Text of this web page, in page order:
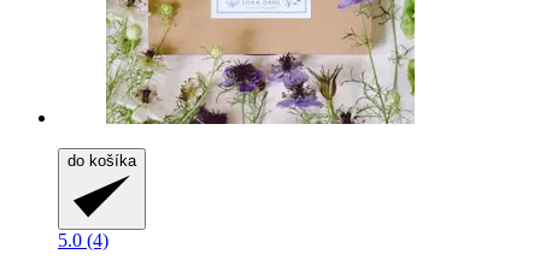
do košíka
5.0 (4)